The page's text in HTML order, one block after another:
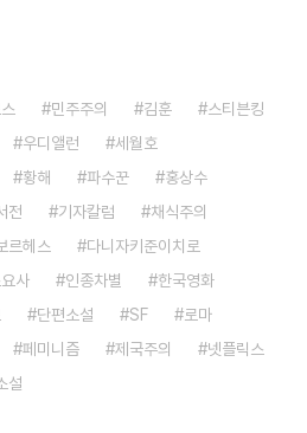
민주주의 김훈
스티븐킹
우디앨런
세월호
황해 파수꾼
홍상수
전 기자칼럼
채식주의
르헤스
다니자키준이치로
사 인종차별
한국영화
단편소설 SF
로마
페미니즘 제국주의
넷플릭스
설